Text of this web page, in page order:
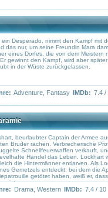
des Wilden Westen begeistert.
ein Desperado, nimmt den Kampf mit
das nur, um seine Freundin Mara
eines Dorfes, die von dem Meistern
gewinnt den Kampf, wird aber
in der Wüste zurückgelassen.
Adventure Fantasy IMDb: 7.4 /
beurlaubter Captain der Armee
Bruder rächen. Verbrecherische
Schnellfeuerwaffen verkauft,
Handel das Leben. Lockhart
die Hintermänner entlarven. Als
Gemetzels entdeckt, bei dem die
getötet haben, weiß er,
ist.
Drama Western IMDb: 7.4 / 10